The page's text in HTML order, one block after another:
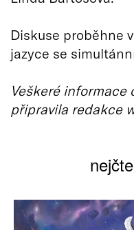
Diskuse proběhne
jazyce se
Veškeré informace
připravila redakce